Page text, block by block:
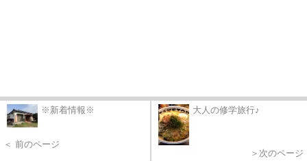
※新着情報※
＜ 前のページ
大人の修学旅行♪
＞次のページ